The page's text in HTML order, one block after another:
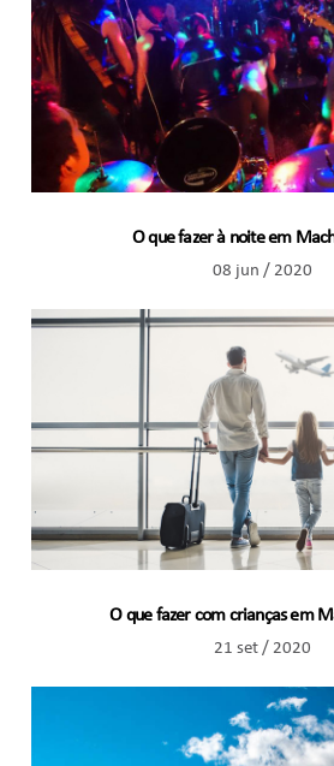
O que fazer à noite em
08 jun / 2020
O que fazer com crianças em
21 set / 2020